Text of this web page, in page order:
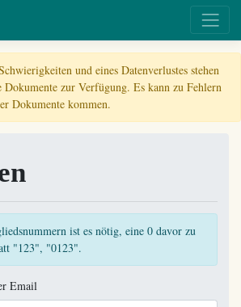
und eines Datenverlustes stehen
zur Verfügung. Es kann zu Fehlern
Dokumente kommen.
ist es nötig, eine 0 davor zu
"123", "0123".
Email